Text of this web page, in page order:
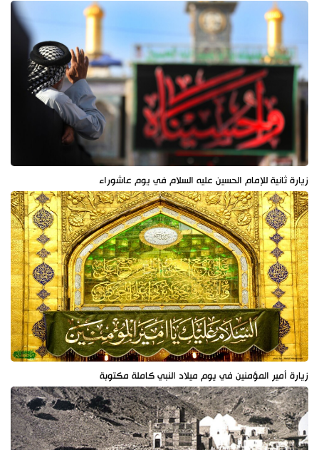
زيارة ثانية للإمام الحسين عليه السلام في يوم عاشوراء
زيارة أمير المؤمنين في يوم ميلاد النبي كاملة مكتوبة